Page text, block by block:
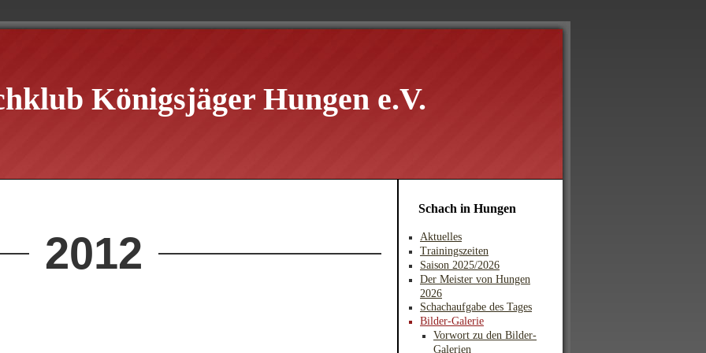
Königsjäger Hungen e.V.
2012
Schach in Hungen
Aktuelles
Trainingszeiten
Saison 2025/2026
Der Meister von Hungen
2026
Schachaufgabe des Tages
Bilder-Galerie
Vorwort zu den Bilder-
Galerien